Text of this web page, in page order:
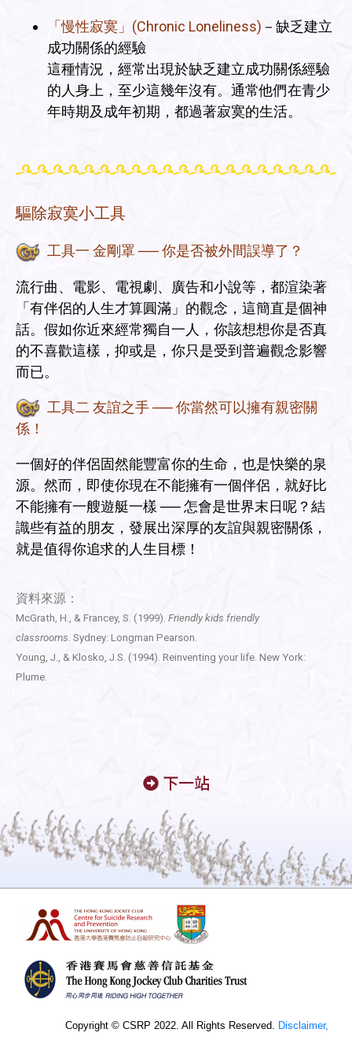
「慢性寂寞」(Chronic Loneliness) －缺乏建立
成功關係的經驗
這種情況，經常出現於缺乏建立成功關係經驗
的人身上，至少這幾年沒有。通常他們在青少
年時期及成年初期，都過著寂寞的生活。
驅除寂寞小工具
工具一 金剛罩 ── 你是否被外間誤導了？
流行曲、電影、電視劇、廣告和小說等，都渲染著
「有伴侶的人生才算圓滿」的觀念，這簡直是個神
話。假如你近來經常獨自一人，你該想想你是否真
的不喜歡這樣，抑或是，你只是受到普遍觀念影響
而已。
工具二 友誼之手 ── 你當然可以擁有親密關
係！
一個好的伴侶固然能豐富你的生命，也是快樂的泉
源。然而，即使你現在不能擁有一個伴侶，就好比
不能擁有一艘遊艇一樣 ── 怎會是世界末日呢？結
識些有益的朋友，發展出深厚的友誼與親密關係，
就是值得你追求的人生目標！
資料來源：
McGrath, H., & Francey, S. (1999). Friendly kids friendly
classrooms. Sydney: Longman Pearson.
Young, J., & Klosko, J.S. (1994). Reinventing your life. New York:
Plume.
下一站
Copyright © CSRP 2022. All Rights Reserved.
Disclaimer,